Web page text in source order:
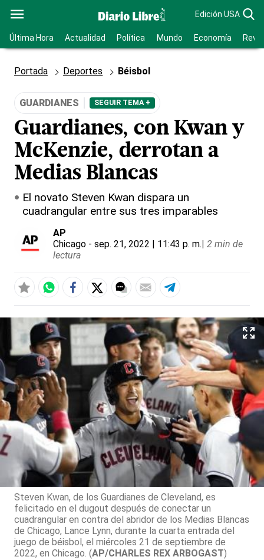
Edición USA
Última Hora Actualidad Política Mundo Economía
Portada Deportes Béisbol
GUARDIANES SEGUIR TEMA +
Guardianes, con Kwan y
McKenzie, derrotan a
Medias Blancas
El novato Steven Kwan dispara un
cuadrangular entre sus tres imparables
AP
Chicago - sep. 21, 2022 | 11:43 p. m.| 2 min de
lectura
Steven Kwan, de los Guardianes de Cleveland, es
felicitado en el dugout después de conectar un
cuadrangular en contra del abridor de los Medias Blancas
de Chicago, Lance Lynn, durante la cuarta entrada del
juego de béisbol, el miércoles 21 de septiembre de
2022, en Chicago. (AP/CHARLES REX ARBOGAST)